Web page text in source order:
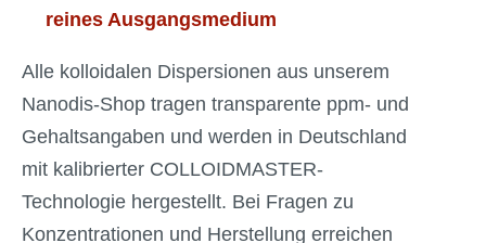
reines Ausgangsmedium
Alle kolloidalen Dispersionen aus unserem
Nanodis-Shop tragen transparente ppm- und
Gehaltsangaben und werden in Deutschland
mit kalibrierter COLLOIDMASTER-
Technologie hergestellt. Bei Fragen zu
Konzentrationen und Herstellung erreichen